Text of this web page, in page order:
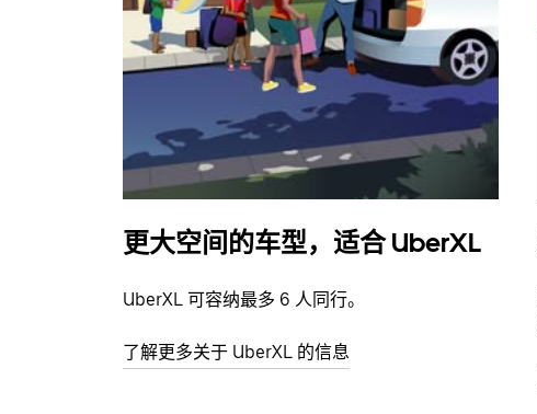
更大空间的车型，适合 UberXL
UberXL 可容纳最多 6 人同行。
了解更多关于 UberXL 的信息